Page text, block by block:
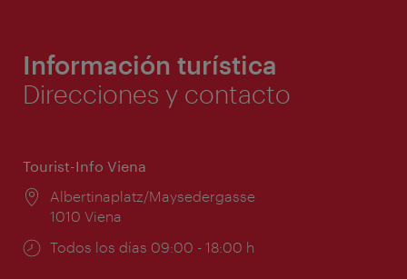
Información turística
Direcciones y contacto
Tourist-Info Viena
Lugar:
Albertinaplatz/Maysedergasse
1010 Viena
Horarios
Todos los días 09:00 - 18:00 h